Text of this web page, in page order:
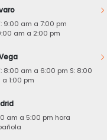
9:00 am a 7:00 pm
am a 2:00 pm
8:00 am a 6:00 pm S: 8:00
a 1:00 pm
am a 5:00 pm hora